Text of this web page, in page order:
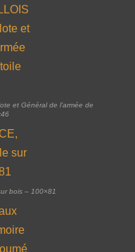
et Général de l’armée de
bois – 100×81